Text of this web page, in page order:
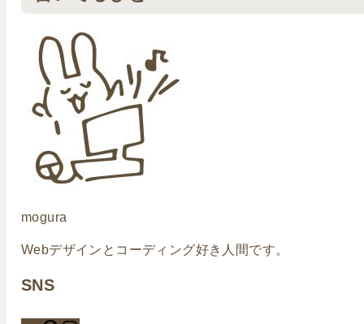
mogura
Webデザインとコーディング好き人間です。
SNS